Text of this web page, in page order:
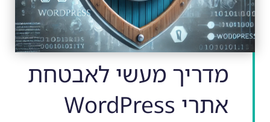
מדריך מעשי לאבטחת
אתרי WordPress